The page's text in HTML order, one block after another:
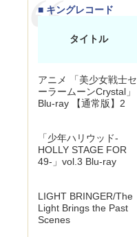
■ キングレコード
タイトル
アニメ 「美少女戦士セ
ーラームーンCrystal」
Blu-ray 【通常版】2
「少年ハリウッド-
HOLLY STAGE FOR
49-」vol.3 Blu-ray
LIGHT BRINGER/The
Light Brings the Past
Scenes